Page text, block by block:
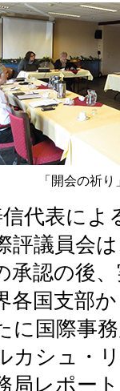
「開会の祈
代表によ
評議員会
承認の後
各国支部
に国際事
カシュ・
局レポー